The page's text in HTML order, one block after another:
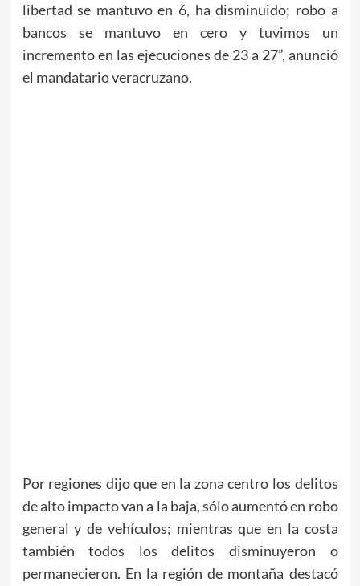
libertad se mantuvo en 6, ha disminuido; robo a
bancos se mantuvo en cero y tuvimos un
incremento en las ejecuciones de 23 a 27”, anunció
el mandatario veracruzano.
Por regiones dijo que en la zona centro los delitos
de alto impacto van a la baja, sólo aumentó en robo
general y de vehículos; mientras que en la costa
también todos los delitos disminuyeron o
permanecieron. En la región de montaña destacó